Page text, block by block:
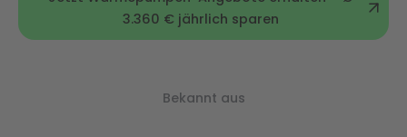
3.360 € jährlich sparen
Bekannt aus